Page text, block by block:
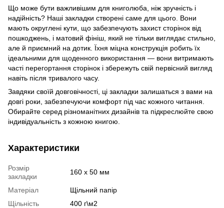
Що може бути важливішим для книголюба, ніж зручність і
надійність? Наші закладки створені саме для цього. Вони
мають округлені кути, що забезпечують захист сторінок від
пошкоджень, і матовий фініш, який не тільки виглядає стильно,
але й приємний на дотик. Їхня міцна конструкція робить їх
ідеальними для щоденного використання — вони витримають
часті перегортання сторінок і збережуть свій первісний вигляд
навіть після тривалого часу.
Завдяки своїй довговічності, ці закладки залишаться з вами на
довгі роки, забезпечуючи комфорт під час кожного читання.
Обирайте серед різноманітних дизайнів та підкреслюйте свою
індивідуальність з кожною книгою.
Характеристики
Розмір
закладки
160 х 50 мм
Матеріал
Щільний папір
Щільність
400 г\м2